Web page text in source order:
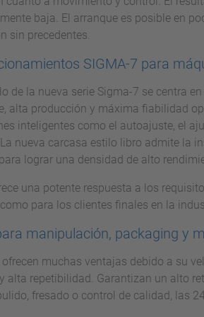
baja. El arranque es posible en
sin precedentes.
SIGMA-7 para
de la nueva serie Sigma-7 se centra
alta producción y máxima fiabilidad
inteligentes como el autoajuste, el
nueva carcasa estilo libro admite la
lograr una densidad de alto
una potente respuesta a los
para los clientes finales en la
manipulación, packaging y
muchas ventajas debido a su
alta repetibilidad. Garantizan un alto
fresado o control de calidad, las